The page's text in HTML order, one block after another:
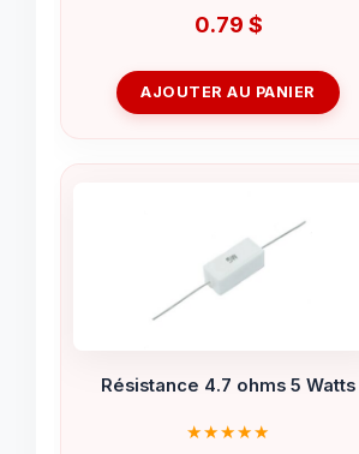
0.79 $
AJOUTER AU PANIER
Résistance 4.7 ohms 5 Watts